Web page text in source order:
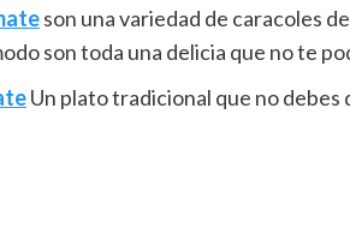
son una variedad de caracoles
son toda una delicia que no te
Un plato tradicional que no